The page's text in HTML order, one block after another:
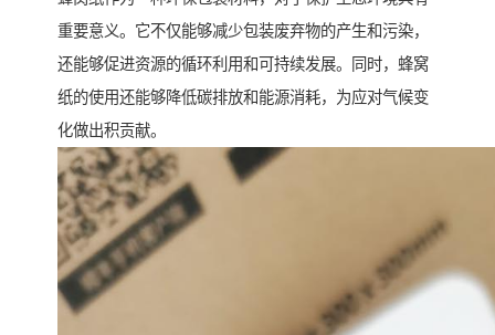
重要意义。它不仅能够减少包装废弃物的产生和污染，
还能够促进资源的循环利用和可持续发展。同时，蜂窝
纸的使用还能够降低碳排放和能源消耗，为应对气候变
化做出积贡献。